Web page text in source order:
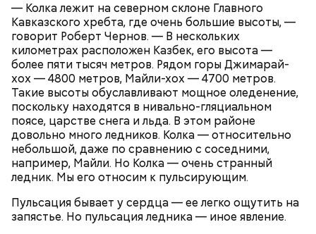
— Колка лежит на северном склоне Главного
Кавказского хребта, где очень большие высоты, —
говорит Роберт Чернов. — В нескольких
километрах расположен Казбек, его высота —
более пяти тысяч метров. Рядом горы Джимарай-
хох — 4800 метров, Майли-хох — 4700 метров.
Такие высоты обуславливают мощное оледенение,
поскольку находятся в нивально-гляциальном
поясе, царстве снега и льда. В этом районе
довольно много ледников. Колка — относительно
небольшой, даже по сравнению с соседними,
например, Майли. Но Колка — очень странный
ледник. Мы его относим к пульсирующим.
Пульсация бывает у сердца — ее легко ощутить на
запястье. Но пульсация ледника — иное явление.